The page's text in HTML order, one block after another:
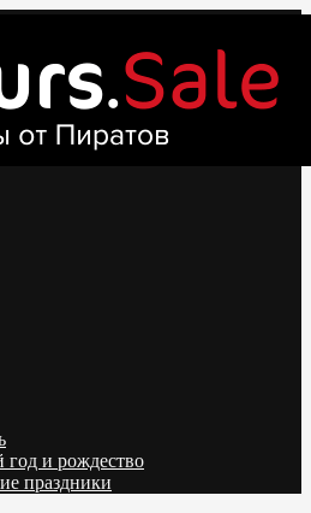
10 ночей все включено, отдых на
и горнолыжных туров.
Официальный сайт Тур Сейл
и рождество
праздники